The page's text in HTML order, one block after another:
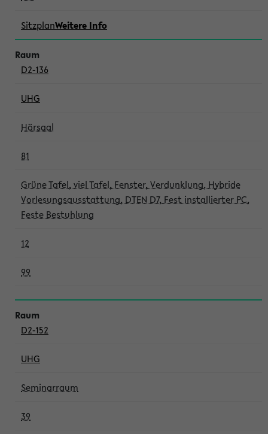
SitzplanWeitere Info
D2-136
UHG
Hörsaal
81
Grüne Tafel, viel Tafel, Fenster, Verdunklung, Hybride
Vorlesungsausstattung, DTEN D7, Fest installierter PC,
Feste Bestuhlung
12
99
D2-152
UHG
Seminarraum
39